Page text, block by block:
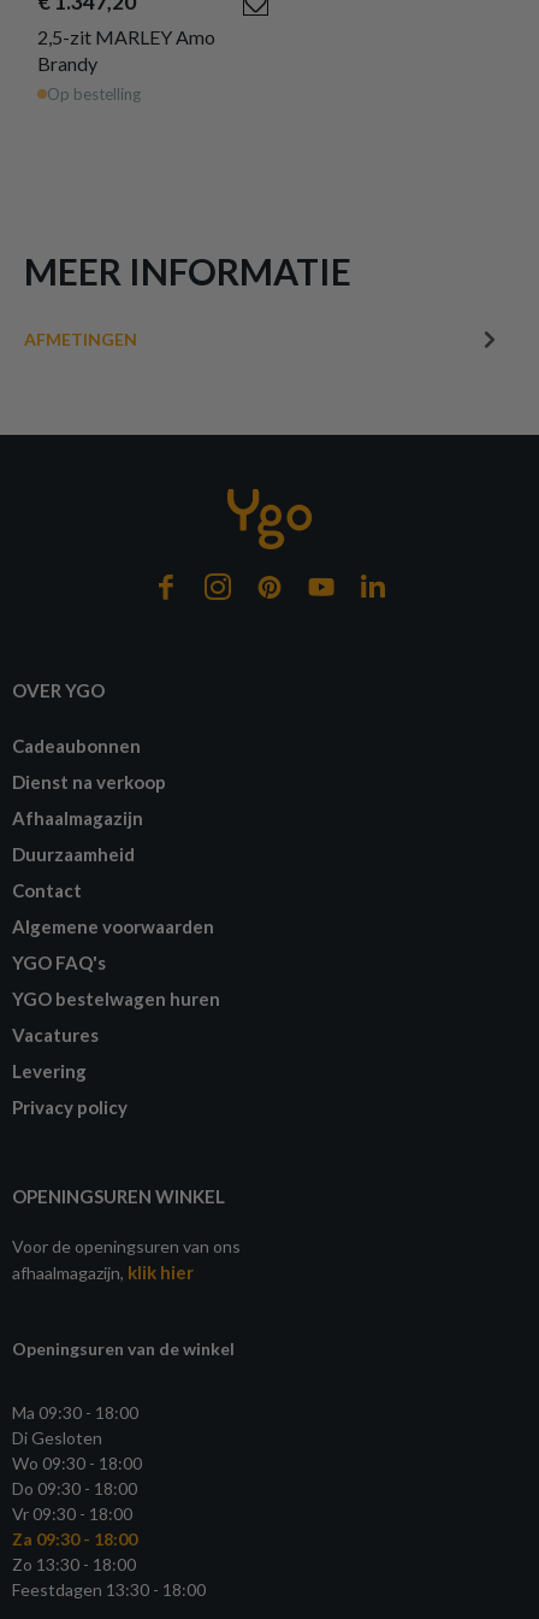
2,5-zit MARLEY Amo
Brandy
Op bestelling
MEER INFORMATIE
AFMETINGEN
OVER YGO
Cadeaubonnen
Dienst na verkoop
Afhaalmagazijn
Duurzaamheid
Contact
Algemene voorwaarden
YGO FAQ's
YGO bestelwagen huren
Vacatures
Levering
Privacy policy
OPENINGSUREN WINKEL
Voor de openingsuren van ons
afhaalmagazijn, klik hier
Openingsuren van de winkel
Ma 09:30 - 18:00
Di Gesloten
Wo 09:30 - 18:00
Do 09:30 - 18:00
Vr 09:30 - 18:00
Za 09:30 - 18:00
Zo 13:30 - 18:00
Feestdagen 13:30 - 18:00